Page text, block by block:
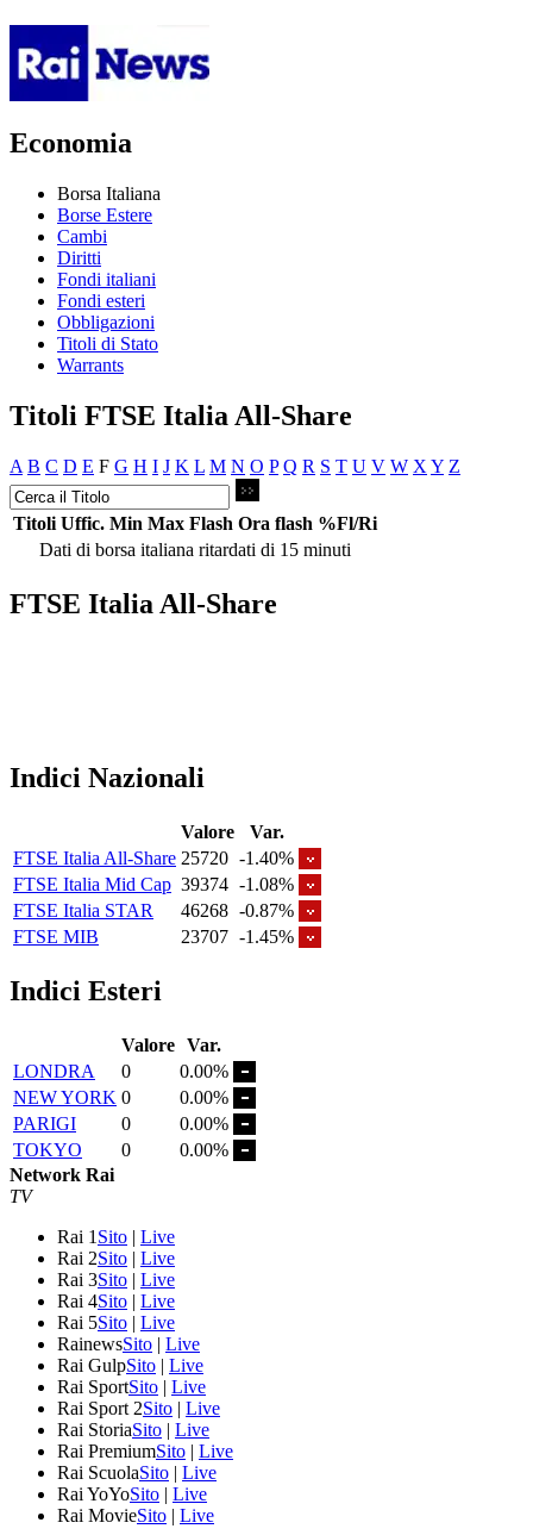
Economia
Borsa Italiana
Borse Estere
Cambi
Diritti
Fondi italiani
Fondi esteri
Obbligazioni
Titoli di Stato
Warrants
Titoli FTSE Italia All-Share
A B C D E F G H I J K L M N O P Q R S T U V W X Y Z
Titoli Uffic. Min Max Flash Ora flash %Fl/Ri
Dati di borsa italiana ritardati di 15 minuti
FTSE Italia All-Share
Indici Nazionali
Valore
Var.
FTSE Italia All-Share 25720 -1.40%
FTSE Italia Mid Cap 39374 -1.08%
FTSE Italia STAR
46268 -0.87%
FTSE MIB
23707 -1.45%
Indici Esteri
Valore Var.
LONDRA
0
0.00%
NEW YORK 0
0.00%
PARIGI
0
0.00%
TOKYO
0
0.00%
Network Rai
TV
Rai 1 Sito | Live
Rai 2Sito | Live
Rai 3Sito | Live
Rai 4Sito | Live
Rai 5Sito | Live
RainewsSito | Live
Rai GulpSito | Live
Rai SportSito | Live
Rai Sport 2Sito | Live
Rai StoriaSito | Live
Rai PremiumSito | Live
Rai ScuolaSito | Live
Rai YoYoSito | Live
Rai MovieSito | Live